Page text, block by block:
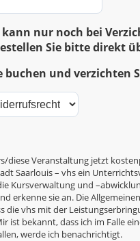
nur noch bei
Sie bitte direkt
buchen und
diese Veranstaltung jetzt
Saarlouis – vhs ein
Kursverwaltung und
erkenne sie an. Die
die vhs mit der
ist bekannt, dass ich im Falle
werde ich benachrichtigt.